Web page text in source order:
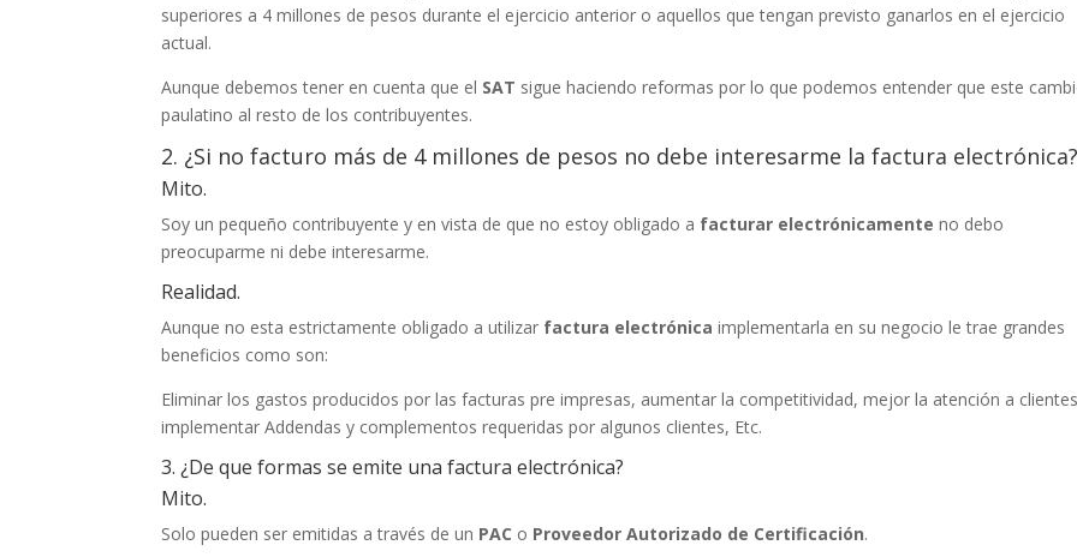
superiores a 4 millones de pesos durante el ejercicio anterior o aquellos que tengan previsto ganarlos en el ejercicio
actual.
Aunque debemos tener en cuenta que el SAT sigue haciendo reformas por lo que podemos entender que este
paulatino al resto de los contribuyentes.
2. ¿Si no facturo más de 4 millones de pesos no debe interesarme la factura
Mito.
Soy un pequeño contribuyente y en vista de que no estoy obligado a facturar electrónicamente no debo
preocuparme ni debe interesarme.
Realidad.
Aunque no esta estrictamente obligado a utilizar factura electrónica implementarla en su negocio le trae grandes
beneficios como son:
Eliminar los gastos producidos por las facturas pre impresas, aumentar la competitividad, mejor la atención a
implementar Addendas y complementos requeridas por algunos clientes, Etc.
3. ¿De que formas se emite una factura electrónica?
Mito.
Solo pueden ser emitidas a través de un PAC o Proveedor Autorizado de Certificación.